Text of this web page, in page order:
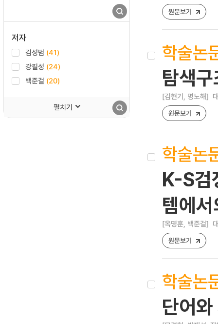
저자
김성범 (41)
강필성 (24)
백준걸 (20)
펼치기
원문보기
학술논
탐색
[김현기, 명노해]
원문보기
학술논
K-S
템에
[옥명훈, 백준걸]
원문보기
학술논
단어